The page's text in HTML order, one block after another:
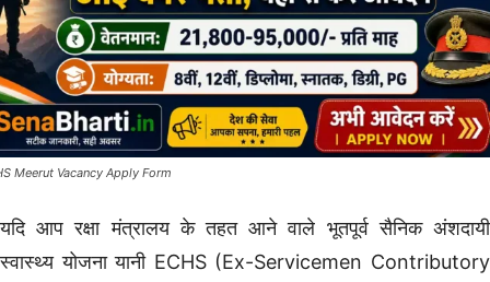
Meerut Vacancy Apply Form
यदि आप रक्षा मंत्रालय के तहत आने वाले भूतपूर्व सैनिक अंशदायी
स्वास्थ्य योजना यानी ECHS (Ex-Servicemen Contributory